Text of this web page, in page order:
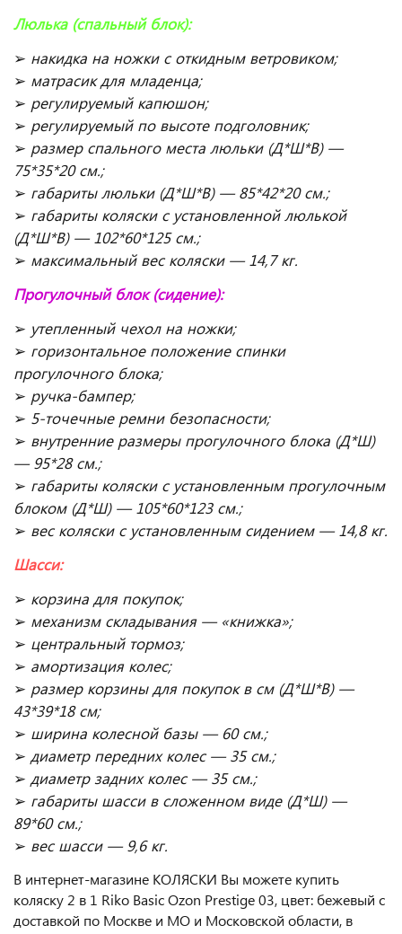
Люлька (спальный блок):
➢ накидка на ножки с откидным ветровиком;
➢ матрасик для младенца;
➢ регулируемый капюшон;
➢ регулируемый по высоте подголовник;
➢ размер спального места люльки (Д*Ш*В) —
75*35*20 см.;
➢ габариты люльки (Д*Ш*В) — 85*42*20 см.;
➢ габариты коляски с установленной люлькой
(Д*Ш*В) — 102*60*125 см.;
➢ максимальный вес коляски — 14,7 кг.
Прогулочный блок (сидение):
➢ утепленный чехол на ножки;
➢ горизонтальное положение спинки
прогулочного блока;
➢ ручка-бампер;
➢ 5-точечные ремни безопасности;
➢ внутренние размеры прогулочного блока (Д*Ш)
— 95*28 см.;
➢ габариты коляски с установленным прогулочным
блоком (Д*Ш) — 105*60*123 см.;
➢ вес коляски с установленным сидением — 14,8 кг.
Шасси:
➢ корзина для покупок;
➢ механизм складывания — «книжка»;
➢ центральный тормоз;
➢ амортизация колес;
➢ размер корзины для покупок в см (Д*Ш*В) —
43*39*18 см;
➢ ширина колесной базы — 60 см.;
➢ диаметр передних колес — 35 см.;
➢ диаметр задних колес — 35 см.;
➢ габариты шасси в сложенном виде (Д*Ш) —
89*60 см.;
➢ вес шасси — 9,6 кг.
В интернет-магазине КОЛЯСКИ Вы можете купить
коляску 2 в 1 Riko Basic Ozon Prestige 03, цвет: бежевый с
доставкой по Москве и МО и Московской области, в